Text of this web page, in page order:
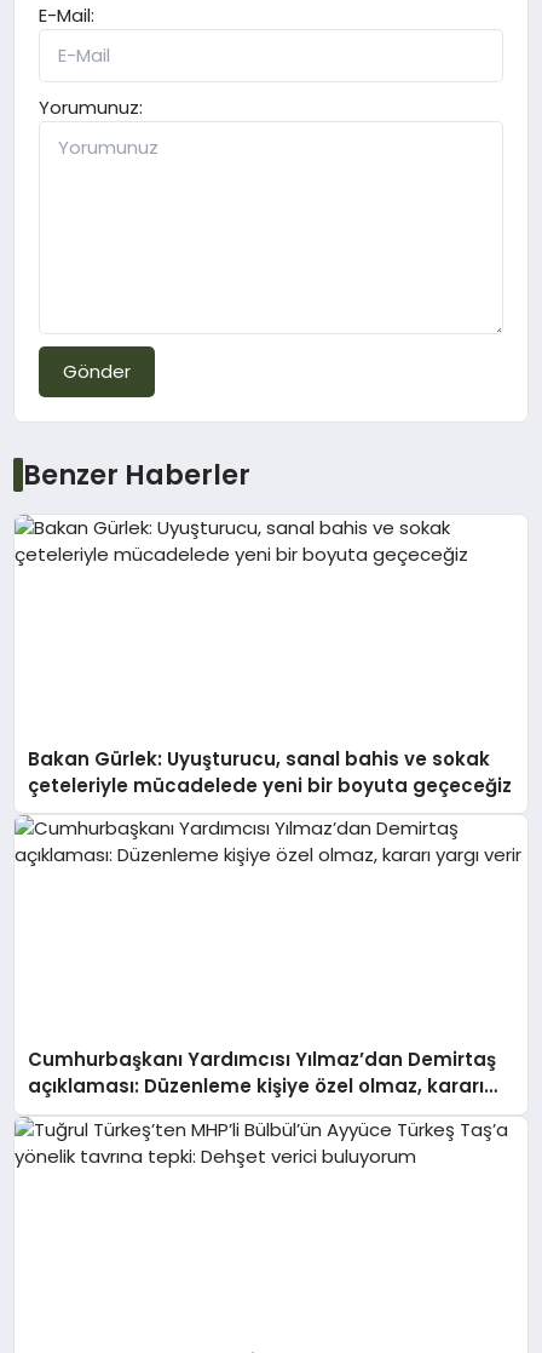
E-Mail:
Yorumunuz:
Gönder
Benzer Haberler
Bakan Gürlek: Uyuşturucu, sanal bahis ve sokak
çeteleriyle mücadelede yeni bir boyuta geçeceğiz
Cumhurbaşkanı Yardımcısı Yılmaz’dan Demirtaş
açıklaması: Düzenleme kişiye özel olmaz, kararı
yargı verir